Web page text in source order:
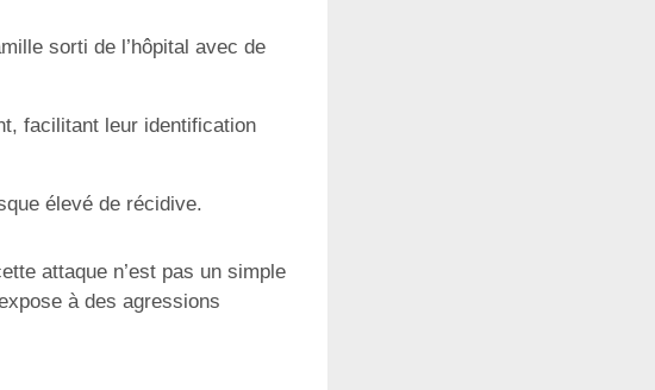
sorti de l’hôpital avec de
facilitant leur identification
élevé de récidive.
attaque n’est pas un simple
à des agressions